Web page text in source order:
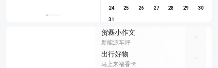
24 25 26 27 28 29 30
31
贺磊小作文
新能源车评
出行好物
马上来福香卡